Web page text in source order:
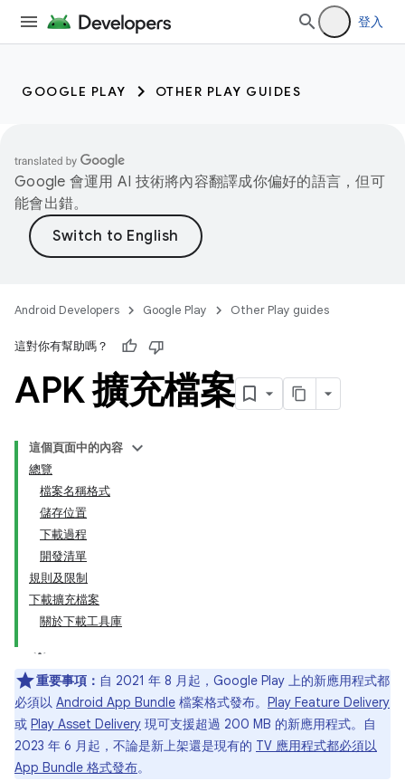
登入
GOOGLE PLAY OTHER PLAY GUIDES
Google 會運用 AI 技術將內容翻譯成你偏好的語言，但可
能會出錯。
Android Developers Google Play Other Play guides
這對你有幫助嗎？
APK 擴充檔案
這個頁面中的內容
總覽
檔案名稱格式
儲存位置
下載過程
開發清單
規則及限制
下載擴充檔案
關於下載工具庫
重要事項： 自 2021 年 8 月起，Google Play 上的新應用程式都
必須以 Android App Bundle 檔案格式發布。 Play Feature Delivery
或 Play Asset Delivery 現可支援超過 200 MB 的新應用程式。自
2023 年 6 月起，不論是新上架還是現有的 TV 應用程式都必須以
App Bundle 格式發布。